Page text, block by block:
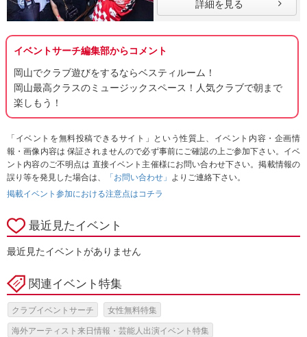
詳細を見る
イベントサーチ編集部からコメント
岡山でクラブ遊びをするならベスティルーム！
岡山最高クラスのミュージックスペース！人気クラブで朝まで
楽しもう！
「イベントを無料投稿できるサイト」という性質上、イベント内容・企画情
報・画像内容は 保証されませんので必ず事前にご確認の上ご参加下さい。イベ
ント内容のご不明点は 直接イベント主催様にお問い合わせ下さい。掲載情報の
誤り等を発見した場合は、
「お問い合わせ」 よりご連絡下さい。
掲載イベント参加における注意点はコチラ
最近見たイベント
最近見たイベントがありません
関連イベント特集
クラブイベントサーチ 女性無料特集
海外アーティスト来日情報・芸能人出演イベント特集